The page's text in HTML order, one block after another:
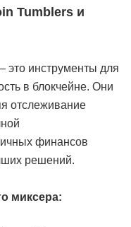
Tumblers и
это инструменты для
в блокчейне. Они
отслеживание
финансов
решений.
миксера: